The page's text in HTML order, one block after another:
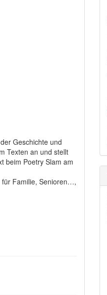
Geschichte und
Texten an und stellt
beim Poetry Slam am
für Familie, Senioren…,